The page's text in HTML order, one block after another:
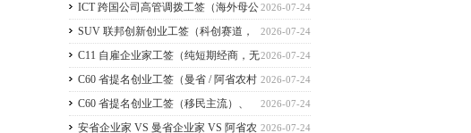
C11 自雇工签、SUV 科创工签、ICT 跨国高管工
签比较
2026-07-24
ICT 跨国公司高管调拨工签（海外母公
司开加拿大分公司）
2026-07-24
SUV 联邦创新创业工签（科创赛道，
2026 暂停接收新申请）
2026-07-24
C11 自雇企业家工签（纯短期经商，无
直接永居通道）
2026-07-24
C60 省提名创业工签（曼省 / 阿省农村
/ NB 省，唯一稳定转永居，重点）
2026-07-24
C60 省提名创业工签（移民主流）、
C11 自雇工签、SUV 科创工签、ICT 跨国高管工
2026-07-24
安省企业家 VS 曼省企业家 VS 阿省农